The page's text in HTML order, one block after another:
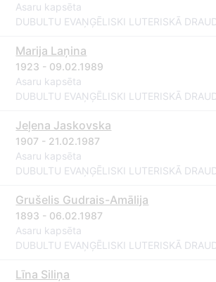
Asaru kapsēta
DUBULTU EVAŅĢĒLISKI LUTERISKĀ
Marija Laņina
1923 - 09.02.1989
Asaru kapsēta
DUBULTU EVAŅĢĒLISKI LUTERISKĀ
Jeļena Jaskovska
1907 - 21.02.1987
Asaru kapsēta
DUBULTU EVAŅĢĒLISKI LUTERISKĀ
Grušelis Gudrais-Amālija
1893 - 06.02.1987
Asaru kapsēta
DUBULTU EVAŅĢĒLISKI LUTERISKĀ
Līna Siliņa